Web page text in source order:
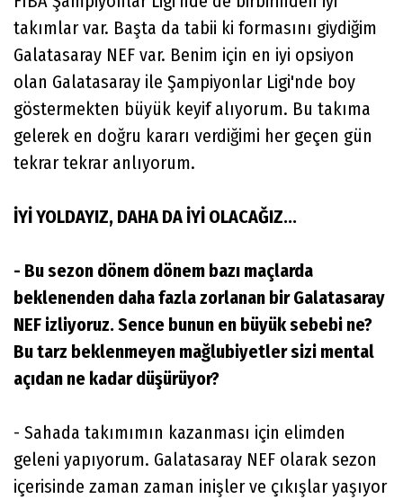
takımlar var. Başta da tabii ki formasını giydiğim
Galatasaray NEF var. Benim için en iyi opsiyon
olan Galatasaray ile Şampiyonlar Ligi'nde boy
göstermekten büyük keyif alıyorum. Bu takıma
gelerek en doğru kararı verdiğimi her geçen gün
tekrar tekrar anlıyorum.
İYİ YOLDAYIZ, DAHA DA İYİ OLACAĞIZ...
- Bu sezon dönem dönem bazı maçlarda
beklenenden daha fazla zorlanan bir Galatasaray
NEF izliyoruz. Sence bunun en büyük sebebi ne?
Bu tarz beklenmeyen mağlubiyetler sizi mental
açıdan ne kadar düşürüyor?
- Sahada takımımın kazanması için elimden
geleni yapıyorum. Galatasaray NEF olarak sezon
içerisinde zaman zaman inişler ve çıkışlar yaşıyor